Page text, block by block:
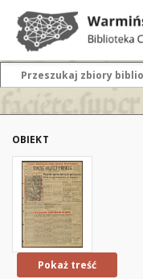
OBIEKT
Pokaż treść